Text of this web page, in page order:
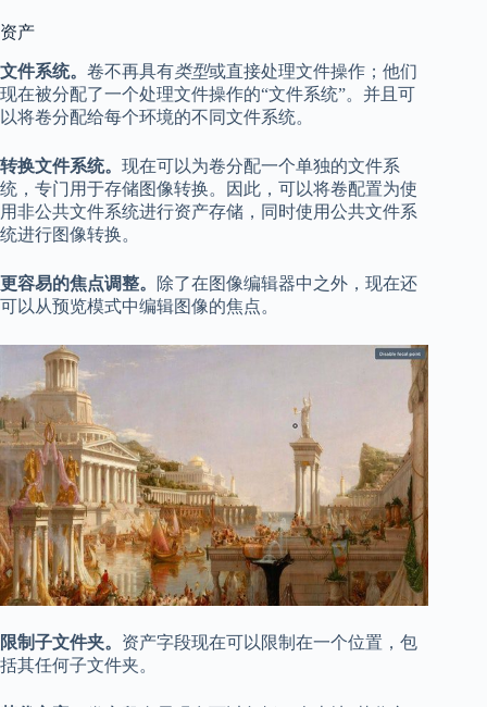
资产
文件系统。 卷不再具有类型或直接处理文件操作；他们
现在被分配了一个处理文件操作的“文件系统”。并且可
以将卷分配给每个环境的不同文件系统。
转换文件系统。 现在可以为卷分配一个单独的文件系
统，专门用于存储图像转换。因此，可以将卷配置为使
用非公共文件系统进行资产存储，同时使用公共文件系
统进行图像转换。
更容易的焦点调整。
除了在图像编辑器中之外，现在还
可以从预览模式中编辑图像的焦点。
限制子文件夹。 资产字段现在可以限制在一个位置，包
括其任何子文件夹。